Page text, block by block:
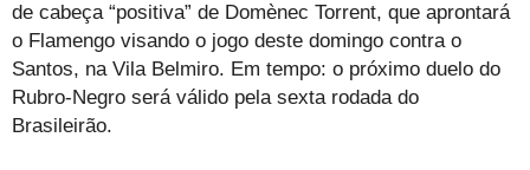
de cabeça “positiva” de Domènec Torrent, que aprontará
o Flamengo visando o jogo deste domingo contra o
Santos, na Vila Belmiro. Em tempo: o próximo duelo do
Rubro-Negro será válido pela sexta rodada do
Brasileirão.